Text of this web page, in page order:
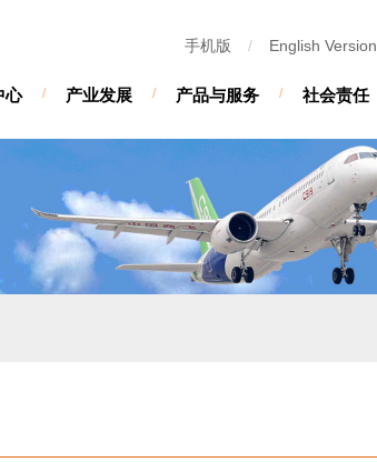
手机版 / English Version
心 / 产业发展 / 产品与服务 / 社会责任